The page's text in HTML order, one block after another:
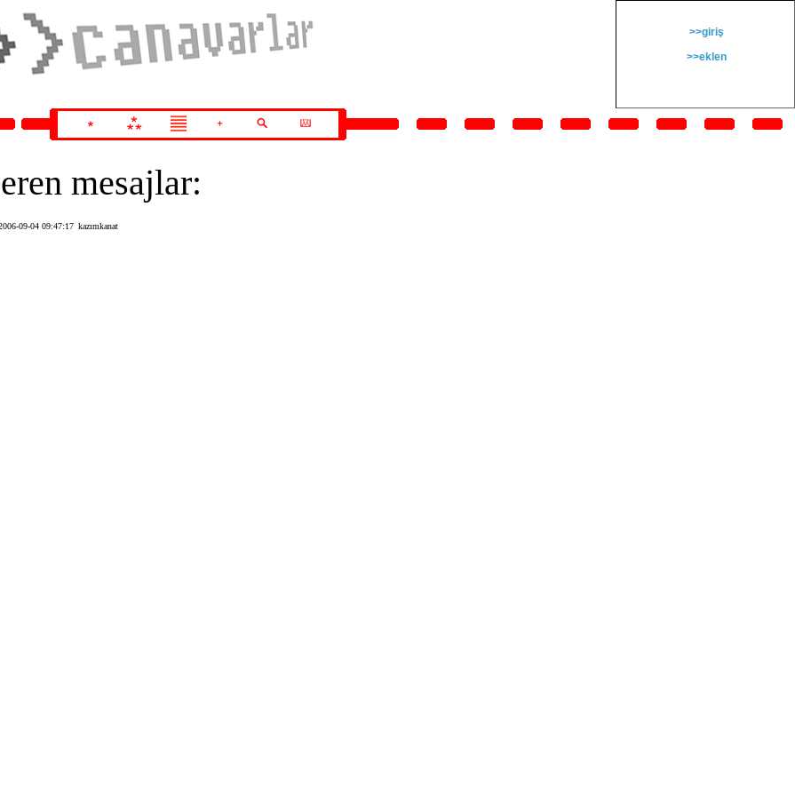
>>giriş
>>eklen
mesajlar:
09-04 09:47:17 kazımkanat